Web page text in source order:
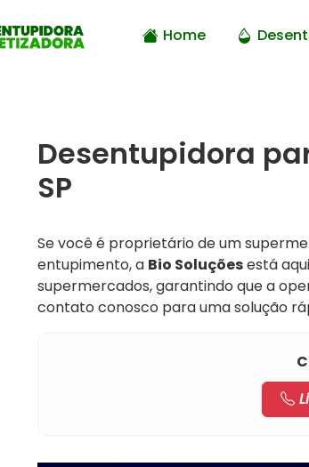
Home
Desentupidora
SP
Se você é proprietário de um
entupimento, a Bio Soluçõesestá
supermercados, garantindo que a
contato conosco para uma solução